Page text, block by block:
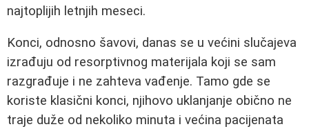
najtoplijih letnjih meseci.
Konci, odnosno šavovi, danas se u većini slučajeva
izrađuju od resorptivnog materijala koji se sam
razgrađuje i ne zahteva vađenje. Tamo gde se
koriste klasični konci, njihovo uklanjanje obično ne
traje duže od nekoliko minuta i većina pacijenata